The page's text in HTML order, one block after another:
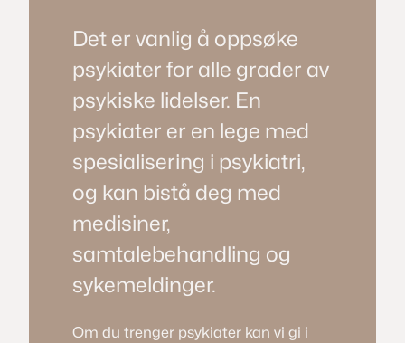
Det er vanlig å oppsøke
psykiater for alle grader av
psykiske lidelser. En
psykiater er en lege med
spesialisering i psykiatri,
og kan bistå deg med
medisiner,
samtalebehandling og
sykemeldinger.
Om du trenger psykiater kan vi gi i